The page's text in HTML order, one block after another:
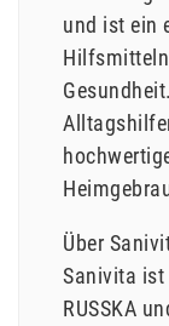
und ist ein
Über
Sanivita ist
RUSSKA